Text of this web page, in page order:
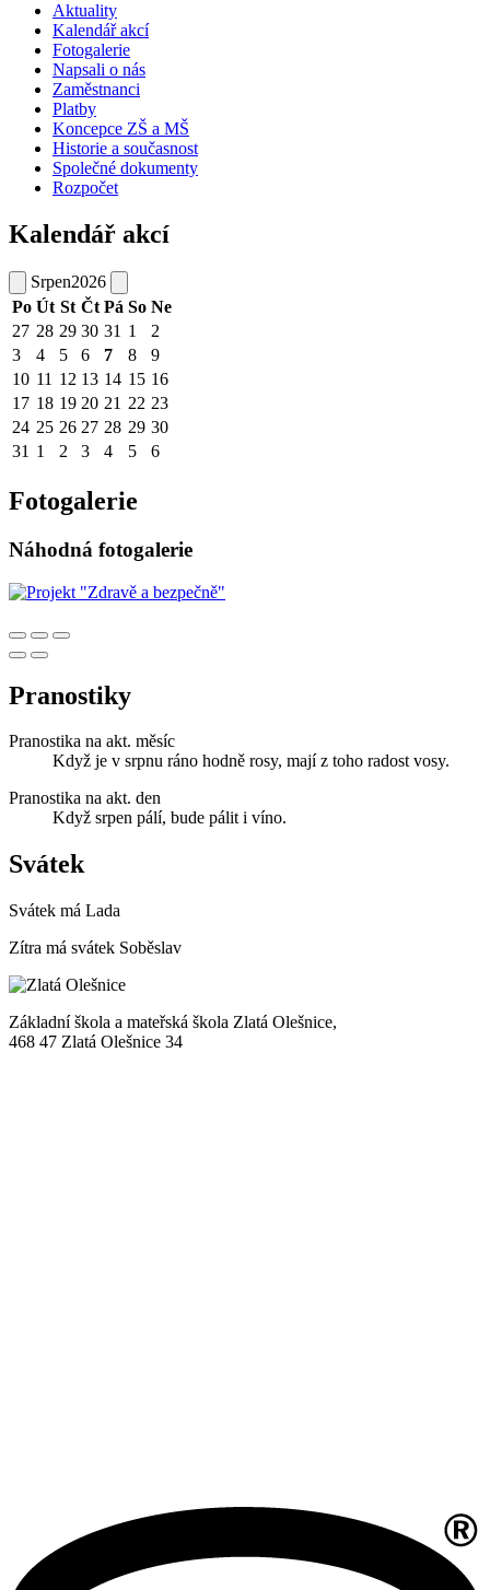
Aktuality
Kalendář akcí
Fotogalerie
Napsali o nás
Zaměstnanci
Platby
Koncepce ZŠ a MŠ
Historie a současnost
Společné dokumenty
Rozpočet
Kalendář akcí
Srpen2026
Po Út St Čt Pá So Ne
27 28 29 30 31 1
2
3
4 5 6 7 8
9
10 11 12 13 14 15 16
17 18 19 20 21 22 23
24 25 26 27 28 29 30
31 1 2 3 4 5 6
Fotogalerie
Náhodná fotogalerie
Pranostiky
Pranostika na akt. měsíc
Když je v srpnu ráno hodně rosy, mají z toho radost vosy.
Pranostika na akt. den
Když srpen pálí, bude pálit i víno.
Svátek
Svátek má Lada
Zítra má svátek Soběslav
Základní škola a mateřská škola Zlatá Olešnice,
468 47 Zlatá Olešnice 34